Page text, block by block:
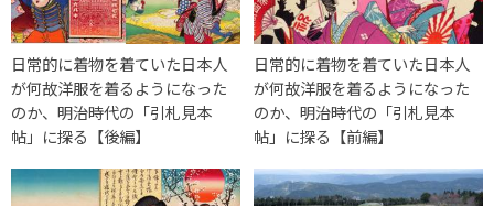
日常的に着物を着ていた日本人
が何故洋服を着るようになった
のか、明治時代の「引札見本
帖」に探る【後編】
日常的に着物を着ていた日本人
が何故洋服を着るようになった
のか、明治時代の「引札見本
帖」に探る【前編】